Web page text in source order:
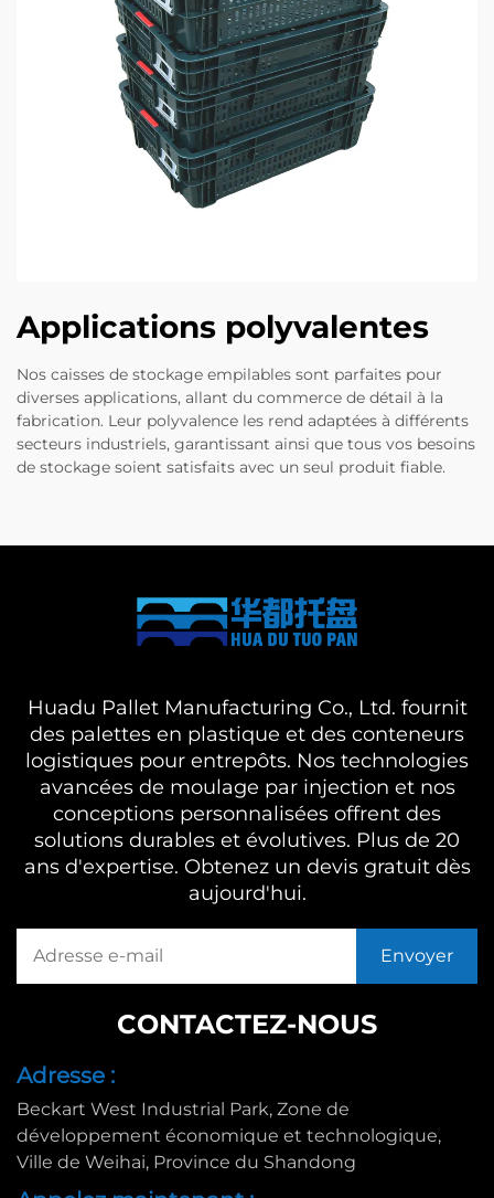
Applications polyvalentes
Nos caisses de stockage empilables sont parfaites pour
diverses applications, allant du commerce de détail à la
fabrication. Leur polyvalence les rend adaptées à différents
secteurs industriels, garantissant ainsi que tous vos besoins
de stockage soient satisfaits avec un seul produit fiable.
Huadu Pallet Manufacturing Co., Ltd. fournit
des palettes en plastique et des conteneurs
logistiques pour entrepôts. Nos technologies
avancées de moulage par injection et nos
conceptions personnalisées offrent des
solutions durables et évolutives. Plus de 20
ans d'expertise. Obtenez un devis gratuit dès
aujourd'hui.
CONTACTEZ-NOUS
Adresse :
Beckart West Industrial Park, Zone de
développement économique et technologique,
Ville de Weihai, Province du Shandong